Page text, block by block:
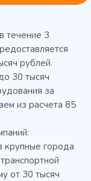
5
течение 3
рублей.
30 тысяч
за
из расчета 85
крупные города
от 30 тысяч